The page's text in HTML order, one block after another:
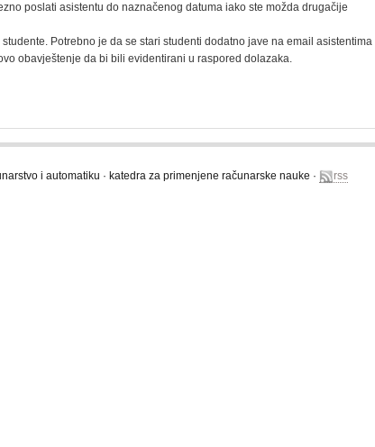
poslati asistentu do naznačenog datuma iako ste možda drugačije
Potrebno je da se stari studenti dodatno jave na email asistentima
obavještenje da bi bili evidentirani u raspored dolazaka.
i automatiku · katedra za primenjene računarske nauke · rss